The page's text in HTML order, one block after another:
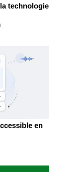
technologie
en